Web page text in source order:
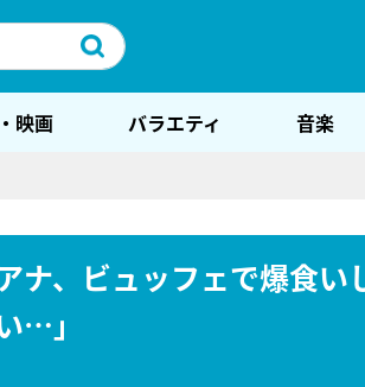
映画 バラエティ 音楽
ナ、ビュッフェで爆食
…」